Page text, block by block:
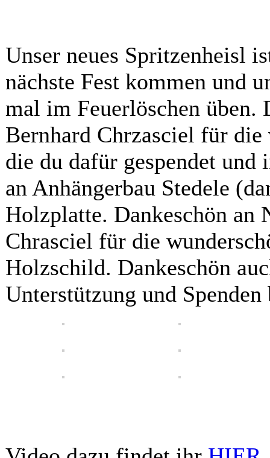
Unser neues Spritzenheisl
nächste Fest kommen und
mal im Feuerlöschen üben.
Bernhard Chrzasciel für
die du dafür gespendet und
an Anhängerbau Stedele
Holzplatte. Dankeschön an
Chrasciel für die
Holzschild. Dankeschön
Unterstützung und